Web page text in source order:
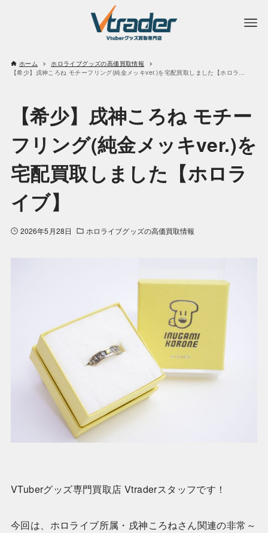
ホーム
ホロライブグッズの高価買取情報
【希少】戌神ころね モチーフリング(純金メッキver.)を宅配買取しました【ホロライブ】
【希少】戌神ころね モチー
フリング(純金メッキver.)を
宅配買取しました【ホロラ
イブ】
2026年5月28日 ホロライブグッズの高価買取情報
VTuberグッズ専門買取店 Vtraderスタッフです！
今回は、ホロライブ所属・戌神ころねさん関連の非常～